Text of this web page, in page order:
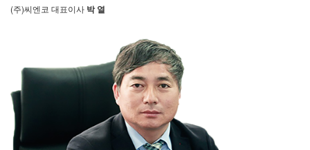
(주)씨엔코 대표이사 박 열